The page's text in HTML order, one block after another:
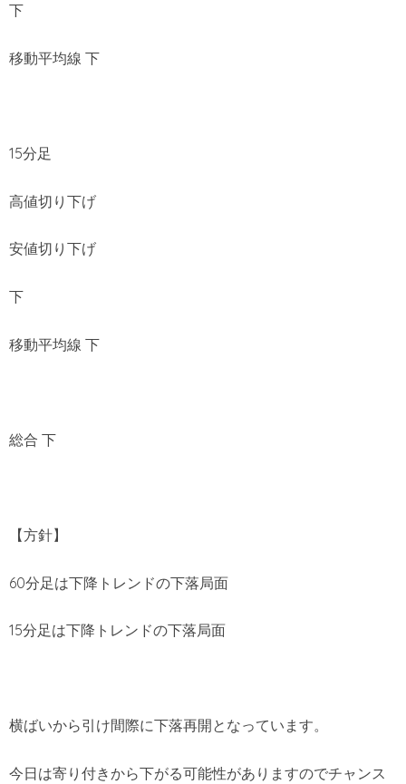
下
移動平均線 下
15分足
高値切り下げ
安値切り下げ
下
移動平均線 下
総合 下
【方針】
60分足は下降トレンドの下落局面
15分足は下降トレンドの下落局面
横ばいから引け間際に下落再開となっています。
今日は寄り付きから下がる可能性がありますのでチャンス